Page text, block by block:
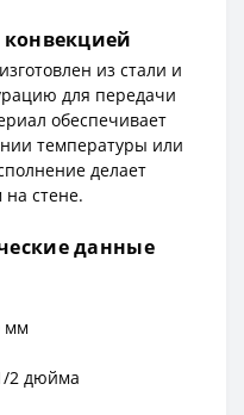
из стали и
для передачи
обеспечивает
температуры или
делает
стене.
данные
мм
2 дюйма